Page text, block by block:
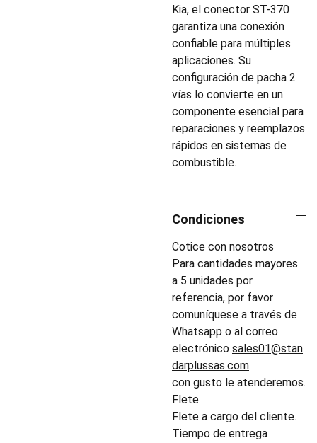
Kia, el conector ST-370
garantiza una conexión
confiable para múltiples
aplicaciones. Su
configuración de pacha 2
vías lo convierte en un
componente esencial para
reparaciones y reemplazos
rápidos en sistemas de
combustible.
Condiciones
Cotice con nosotros
Para cantidades mayores
a 5 unidades por
referencia, por favor
comuníquese a través de
Whatsapp o al correo
electrónico sales01@stan
darplussas.com.
con gusto le atenderemos.
Flete
Flete a cargo del cliente.
Tiempo de entrega